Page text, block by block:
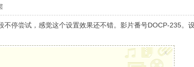
停尝试，感觉这个设置效果还不错。影片番号DOCP-235。
x